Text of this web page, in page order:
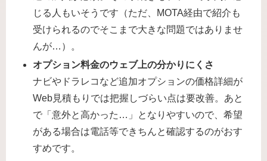
じる人もいそうです（ただ、MOTA経由で紹介も
受けられるのでそこまで大きな問題ではありませ
んが…）。
オプション料金のウェブ上の分かりにくさ
ナビやドラレコなど追加オプションの価格詳細が
Web見積もりでは把握しづらい点は要改善。あと
で「意外と高かった…」となりやすいので、希望
がある場合は電話等できちんと確認するのがおす
すめです。